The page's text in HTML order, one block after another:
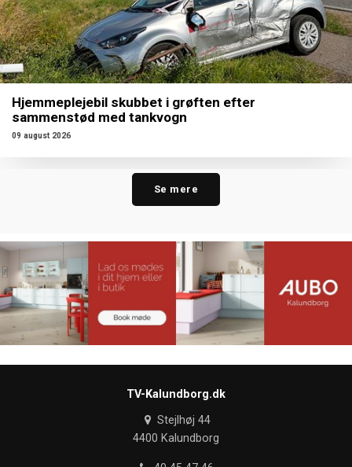
Hjemmeplejebil skubbet i grøften efter
sammenstød med tankvogn
09 august 2026
Se mere
TV-Kalundborg.dk
Stejlhøj 44
4400 Kalundborg